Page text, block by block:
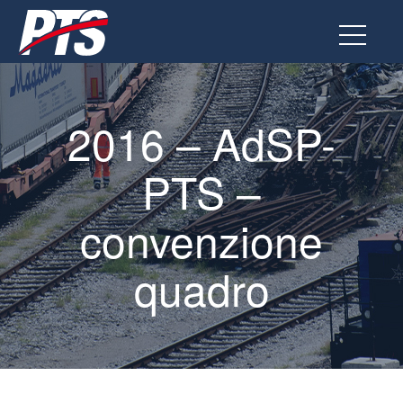
Vai
al
contenuto
2016 – AdSP-
PTS –
convenzione
quadro